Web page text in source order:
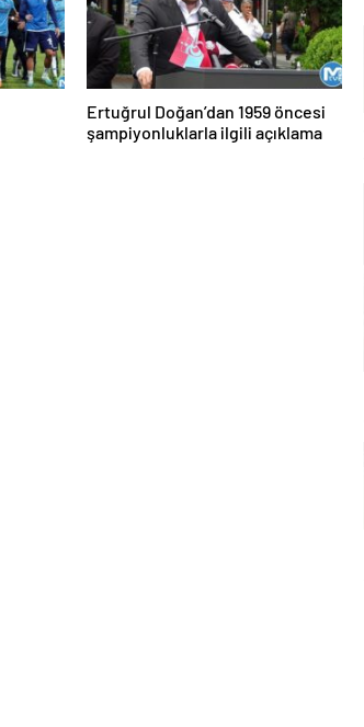
Ertuğrul Doğan’dan 1959 öncesi
şampiyonluklarla ilgili açıklama